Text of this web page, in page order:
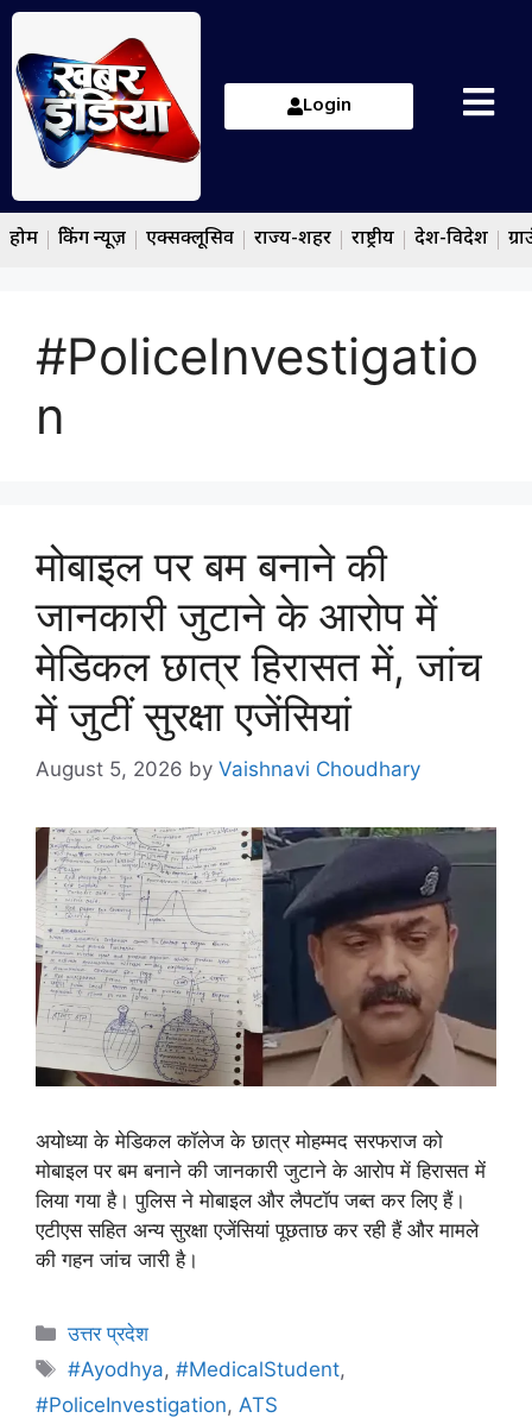
Login
होम ब्रेकिंग न्यूज़ एक्सक्लूसिव राज्य-शहर राष्ट्रीय देश-विदेश
#PoliceInvestigatio
n
मोबाइल पर बम बनाने की
जानकारी जुटाने के आरोप में
मेडिकल छात्र हिरासत में, जांच
में जुटीं सुरक्षा एजेंसियां
August 5, 2026 by Vaishnavi Choudhary
अयोध्या के मेडिकल कॉलेज के छात्र मोहम्मद सरफराज को
मोबाइल पर बम बनाने की जानकारी जुटाने के आरोप में हिरासत में
लिया गया है। पुलिस ने मोबाइल और लैपटॉप जब्त कर लिए हैं।
एटीएस सहित अन्य सुरक्षा एजेंसियां पूछताछ कर रही हैं और मामले
की गहन जांच जारी है।
उत्तर प्रदेश
#Ayodhya,#MedicalStudent,
#PoliceInvestigation, ATS